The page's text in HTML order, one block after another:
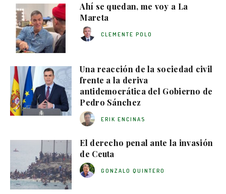
Ahí se quedan, me voy a La
Mareta
CLEMENTE POLO
Una reacción de la sociedad civil
frente a la deriva
antidemocrática del Gobierno de
Pedro Sánchez
ERIK ENCINAS
El derecho penal ante la invasión
de Ceuta
GONZALO QUINTERO